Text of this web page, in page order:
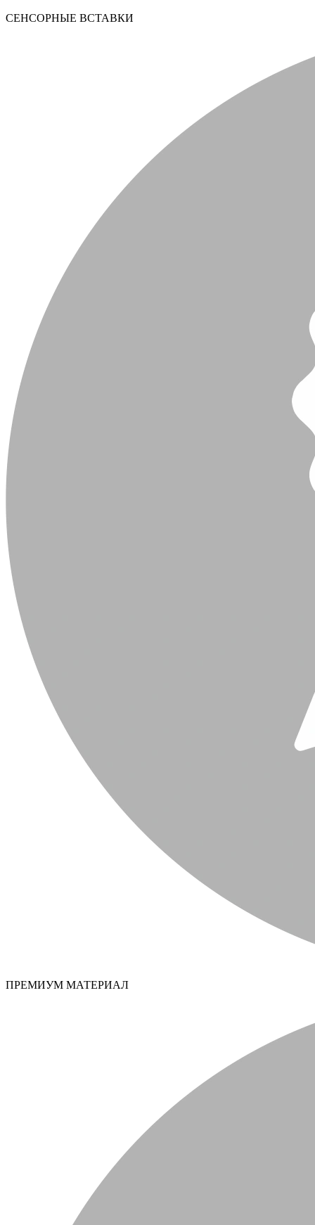
СЕНСОРНЫЕ ВСТАВКИ
ПРЕМИУМ МАТЕРИАЛ